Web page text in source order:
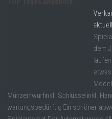
dem
Münzeinwurfinkl. Schlüsselinkl.
wartungsbedürftig Ein schöner